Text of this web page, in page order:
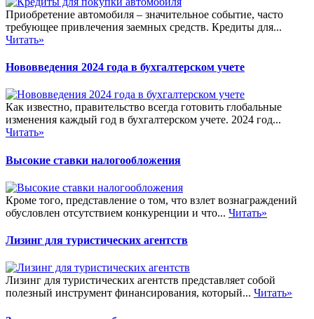
Приобретение автомобиля – значительное событие, часто
требующее привлечения заемных средств. Кредиты для...
Читать»
Нововведения 2024 года в бухгалтерском учете
Как известно, правительство всегда готовить глобальные
изменения каждый год в бухгалтерском учете. 2024 год...
Читать»
Высокие ставки налогообложения
Кроме того, представление о том, что взлет вознаграждений
обусловлен отсутствием конкуренции и что... Читать»
Лизинг для туристических агентств
Лизинг для туристических агентств представляет собой
полезный инструмент финансирования, который... Читать»